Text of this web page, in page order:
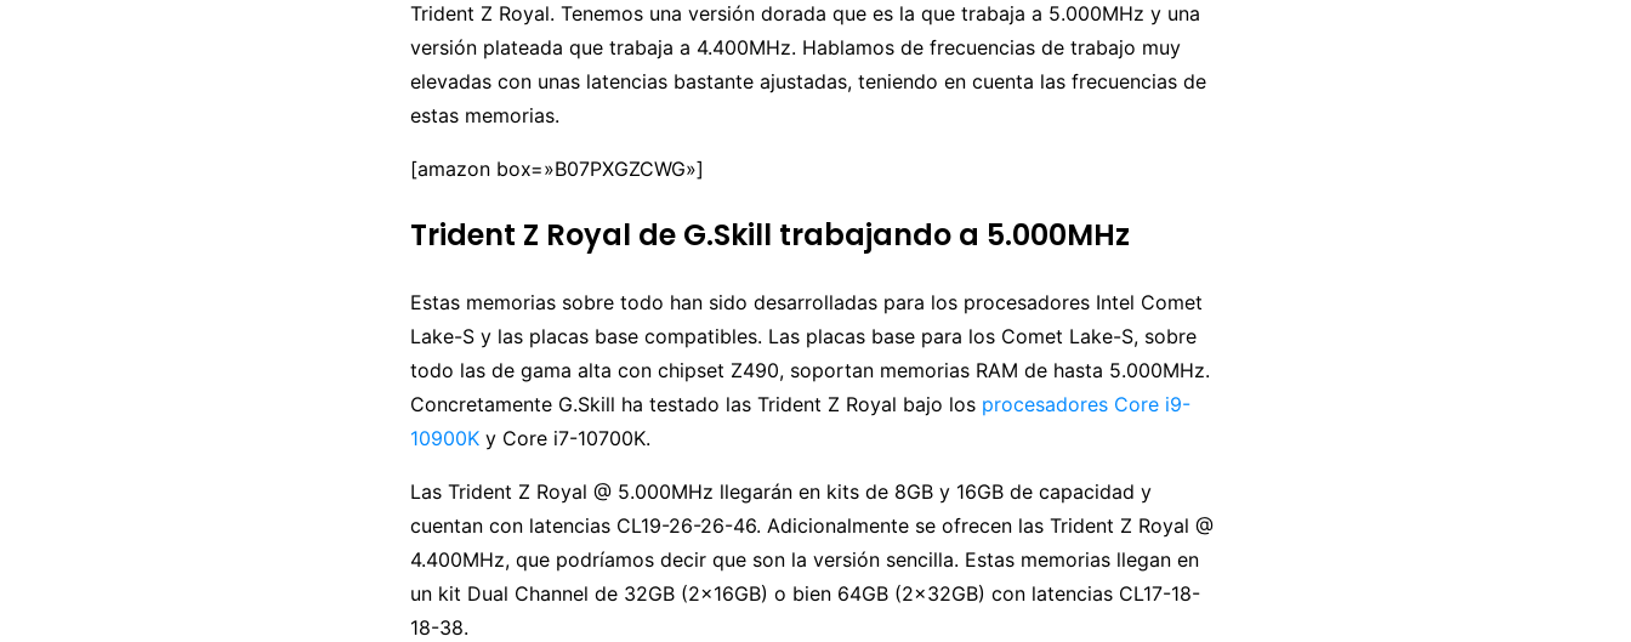
Trident Z Royal. Tenemos una versión dorada que es la que trabaja a 5.000MHz y una
versión plateada que trabaja a 4.400MHz. Hablamos de frecuencias de trabajo muy
elevadas con unas latencias bastante ajustadas, teniendo en cuenta las frecuencias de
estas memorias.
[amazon box=»B07PXGZCWG»]
Trident Z Royal de G.Skill trabajando a 5.000MHz
Estas memorias sobre todo han sido desarrolladas para los procesadores Intel Comet
Lake-S y las placas base compatibles. Las placas base para los Comet Lake-S, sobre
todo las de gama alta con chipset Z490, soportan memorias RAM de hasta 5.000MHz.
Concretamente G.Skill ha testado las Trident Z Royal bajo los procesadores Core i9-
10900K y Core i7-10700K.
Las Trident Z Royal @ 5.000MHz llegarán en kits de 8GB y 16GB de capacidad y
cuentan con latencias CL19-26-26-46. Adicionalmente se ofrecen las Trident Z Royal @
4.400MHz, que podríamos decir que son la versión sencilla. Estas memorias llegan en
un kit Dual Channel de 32GB (2x16GB) o bien 64GB (2x32GB) con latencias CL17-18-
18-38.